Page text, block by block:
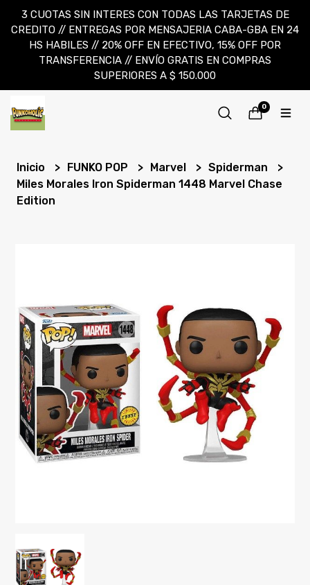
3 CUOTAS SIN INTERES CON TODAS LAS TARJETAS DE
CREDITO // ENTREGAS POR MENSAJERIA CABA-GBA EN 24
HS HABILES // 20% OFF EN EFECTIVO, 15% OFF POR
TRANSFERENCIA // ENVÍO GRATIS EN COMPRAS
SUPERIORES A $ 150.000
0
Inicio FUNKO POP Marvel
Spiderman
Miles Morales Iron Spiderman 1448 Marvel Chase
Edition